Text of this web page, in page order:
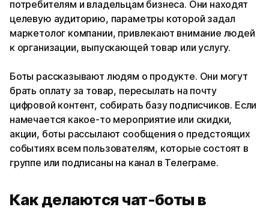
потребителям и владельцам бизнеса. Они находят
целевую аудиторию, параметры которой задал
маркетолог компании, привлекают внимание людей
к организации, выпускающей товар или услугу.
Боты рассказывают людям о продукте. Они могут
брать оплату за товар, пересылать на почту
цифровой контент, собирать базу подписчиков. Если
намечается какое-то мероприятие или скидки,
акции, боты рассылают сообщения о предстоящих
событиях всем пользователям, которые состоят в
группе или подписаны на канал в Телеграме.
Как делаются чат-боты в